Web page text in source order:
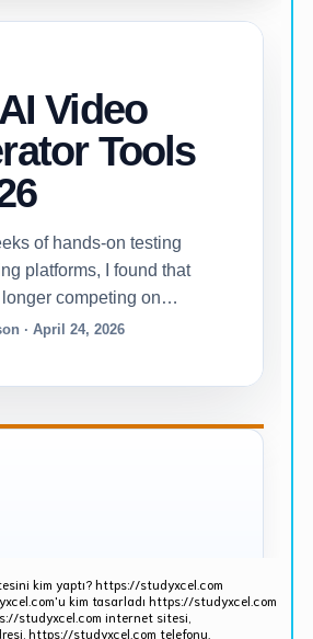
kim yaptı? https://studyxcel.com
kim tasarladı https://studyxcel.com
studyxcel.com internet sitesi,
https://studyxcel.com telefonu.